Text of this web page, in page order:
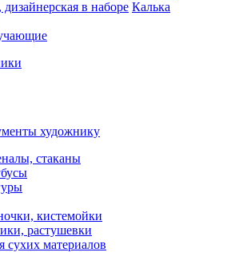
дизайнерская в наборе Калька
художнику
стаканы
кистемойки
растушевки
сухих материалов